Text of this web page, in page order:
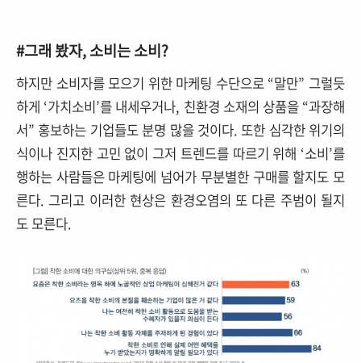
#그래 봤자, 소비는 소비?
하지만 소비자를 모으기 위한 마케팅 수단으로 “말만” 그럴듯
하게 ‘가치소비’를 내세우거나, 친환경 소재의 상품을 “과장해
서” 홍보하는 기업들도 분명 많을 것이다. 또한 심각한 위기의
식이나 진지한 고민 없이 그저 트렌드를 따르기 위해 ‘소비’를
행하는 사람들은 마케팅에 넘어가 무분별한 구매를 할지도 모
른다. 그리고 이러한 현상은 환경오염의 또 다른 주범이 될지
도 모른다.